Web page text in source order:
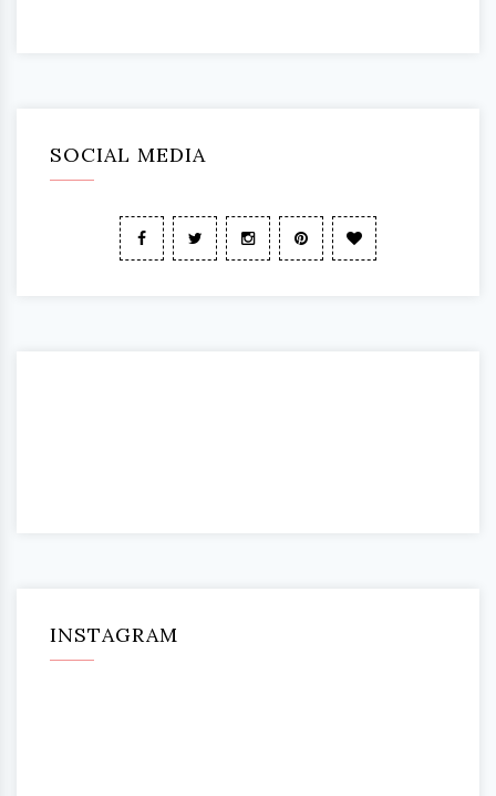
SOCIAL MEDIA
INSTAGRAM